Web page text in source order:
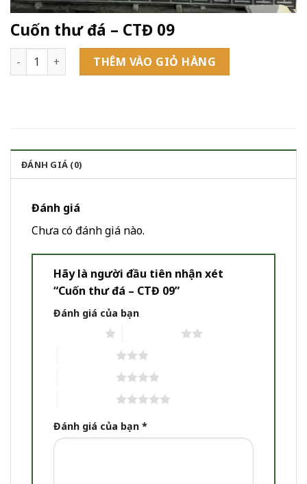
Cuốn thư đá – CTĐ 09
Cuốn thư đá - CTĐ 09 số lượng
THÊM VÀO GIỎ HÀNG
ĐÁNH GIÁ (0)
Đánh giá
Chưa có đánh giá nào.
Hãy là người đầu tiên nhận xét
“Cuốn thư đá – CTĐ 09”
Đánh giá của bạn
Đánh giá của bạn *